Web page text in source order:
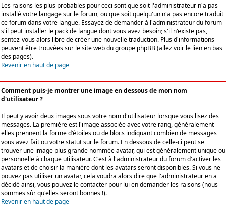
Les raisons les plus probables pour ceci sont que soit l'administrateur n'a pas
installé votre langage sur le forum, ou que soit quelqu'un n'a pas encore traduit
ce forum dans votre langue. Essayez de demander à l'administrateur du forum
s'il peut installer le pack de langue dont vous avez besoin; s'il n'existe pas,
sentez-vous alors libre de créer une nouvelle traduction. Plus d'informations
peuvent être trouvées sur le site web du groupe phpBB (allez voir le lien en bas
des pages).
Revenir en haut de page
Comment puis-je montrer une image en dessous de mon nom
d'utilisateur ?
Il peut y avoir deux images sous votre nom d'utilisateur lorsque vous lisez des
messages. La première est l'image associée avec votre rang, généralement
elles prennent la forme d'étoiles ou de blocs indiquant combien de messages
vous avez fait ou votre statut sur le forum. En dessous de celle-ci peut se
trouver une image plus grande nommée avatar, qui est généralement unique ou
personnelle à chaque utilisateur. C'est à l'administrateur du forum d'activer les
avatars et de choisir la manière dont les avatars seront disponibles. Si vous ne
pouvez pas utiliser un avatar, cela voudra alors dire que l'administrateur en a
décidé ainsi, vous pouvez le contacter pour lui en demander les raisons (nous
sommes sûr qu'elles seront bonnes !).
Revenir en haut de page